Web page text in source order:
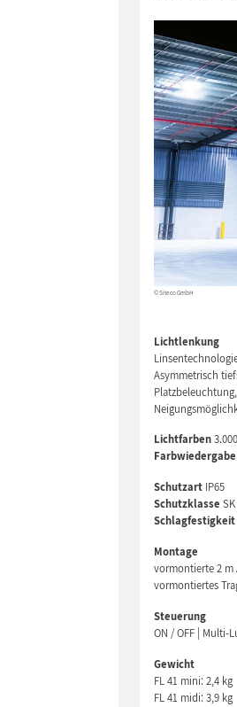
© Siteco GmbH
Lichtlenkung
Asymmetrisch
Lichtfarben
Farbwiedergabe
Schutzart IP65
Schutzklasse SK
Schlagfestigkeit
Montage
vormontierte 2 m
vormontiertes
Steuerung
ON / OFF | Multi-
Gewicht
FL 41 mini: 2,4 kg
FL 41 midi: 3,9 kg